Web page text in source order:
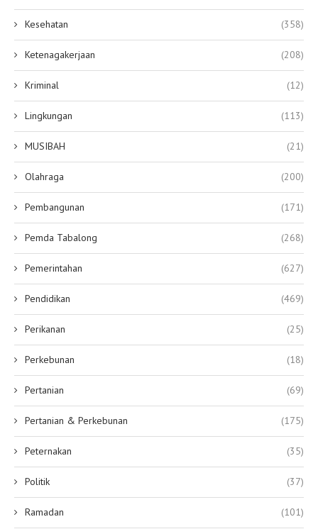
Kesehatan (358)
Ketenagakerjaan (208)
Kriminal (12)
Lingkungan (113)
MUSIBAH (21)
Olahraga (200)
Pembangunan (171)
Pemda Tabalong (268)
Pemerintahan (627)
Pendidikan (469)
Perikanan (25)
Perkebunan (18)
Pertanian (69)
Pertanian & Perkebunan (175)
Peternakan (35)
Politik (37)
Ramadan (101)